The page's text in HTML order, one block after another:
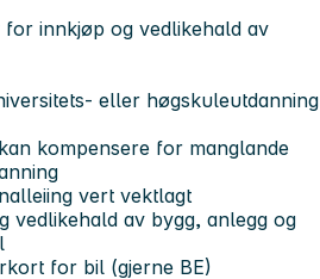
innkjøp og vedlikehald av
eller høgskuleutdanning
kompensere for manglande
vert vektlagt
vedlikehald av bygg, anlegg og
for bil (gjerne BE)